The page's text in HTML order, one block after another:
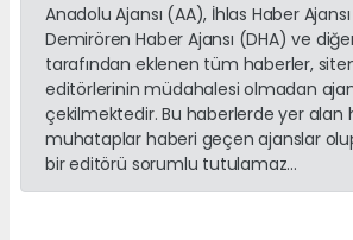
Anadolu Ajansı (AA), İhlas Haber
Demirören Haber Ajansı (DHA) ve
tarafından eklenen tüm haberler,
editörlerinin müdahalesi olmadan
çekilmektedir. Bu haberlerde yer alan
muhataplar haberi geçen ajanslar
bir editörü sorumlu tutulamaz...